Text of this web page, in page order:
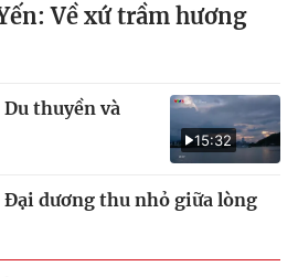
Về xứ trầm hương
15:32
thuyền và
Đại dương thu nhỏ giữa lòng